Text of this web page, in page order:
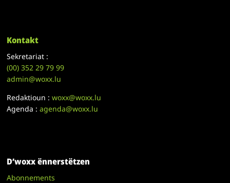
Kontakt
Sekretariat :
(00)352 29 79 99
admin@woxx.lu
Redaktioun :woxx@woxx.lu
Agenda :agenda@woxx.lu
D’woxx ënnerstëtzen
Abonnements